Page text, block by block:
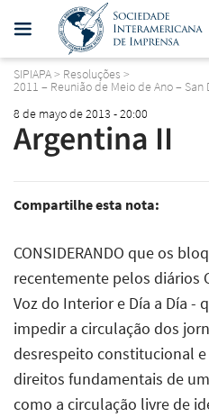
SIPIAPA> Resoluções >
2011 – Reunião de Meio de Ano – San
8 de mayo de 2013 - 20:00
Argentina II
Compartilhe esta nota:
CONSIDERANDO que os
recentemente pelos diários
Voz do Interior e Día a Día -
impedir a circulação dos
desrespeito constitucional
direitos fundamentais de
como a circulação livre de